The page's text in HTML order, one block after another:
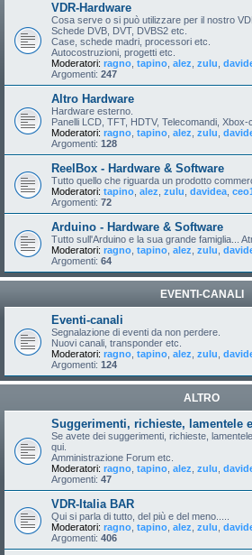
VDR-Hardware
Cosa serve o si può utilizzare per il nostro
Schede DVB, DVT, DVBS2 etc.
Case, schede madri, processori etc.
Autocostruzioni, progetti etc.
Moderatori: ragno tapino alez zulu
Argomenti: 247
Altro Hardware
Hardware esterno.
Panelli LCD, TFT, HDTV, Telecomandi, Xbox-
Moderatori: ragno tapino alez zulu
Argomenti: 128
ReelBox - Hardware & Software
Tutto quello che riguarda un prodotto
Moderatori: tapino alez zulu davidea
Argomenti: 72
Arduino - Hardware & Software
Tutto sull'Arduino e la sua grande famiglia...
Moderatori: ragno tapino alez zulu
Argomenti: 64
EVENTI-CANALI
Eventi-canali
Segnalazione di eventi da non perdere.
Nuovi canali, transponder etc.
Moderatori: ragno tapino alez zulu
Argomenti: 124
ALTRO
Suggerimenti, richieste, lamentele
Se avete dei suggerimenti, richieste,
qui.
Amministrazione Forum etc.
Moderatori: ragno tapino alez zulu
Argomenti: 47
VDR-Italia BAR
Qui si parla di tutto, del più e del meno.....
Moderatori: ragno tapino alez zulu
Argomenti: 406